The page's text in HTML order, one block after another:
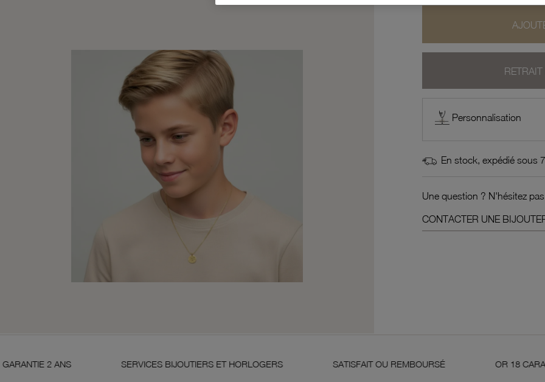
Personnalisation
En stock, expédié sous
Une question ? N'hésitez
CONTACTER UNE
SERVICES BIJOUTIERS ET HORLOGERS SATISFAIT OU REMBOURSÉ OR 18 CARATS 750